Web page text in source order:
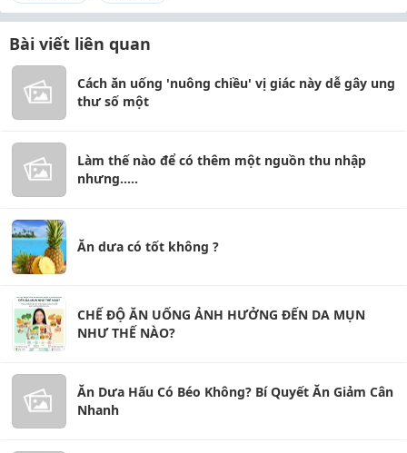
Bài viết liên quan
Cách ăn uống 'nuông chiều' vị giác này dễ gây ung
thư số một
Làm thế nào để có thêm một nguồn thu nhập
nhưng.....
Ăn dưa có tốt không ?
CHẾ ĐỘ ĂN UỐNG ẢNH HƯỞNG ĐẾN DA MỤN
NHƯ THẾ NÀO?
Ăn Dưa Hấu Có Béo Không? Bí Quyết Ăn Giảm Cân
Nhanh